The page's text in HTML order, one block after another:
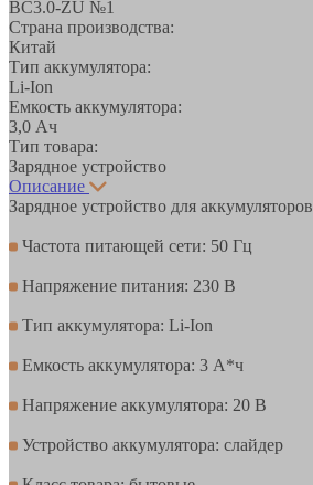
BC3.0-ZU №1
Страна производства:
Китай
Тип аккумулятора:
Li-Ion
Емкость аккумулятора:
3,0 Ач
Тип товара:
Зарядное устройство
Описание
Зарядное устройство для
Частота питающей сети: 50 Гц
Напряжение питания: 230 В
Тип аккумулятора: Li-Ion
Емкость аккумулятора: 3 А*ч
Напряжение аккумулятора: 20 В
Устройство аккумулятора: слайдер